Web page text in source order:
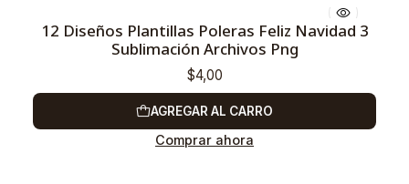
12 Diseños Plantillas Poleras Feliz Navidad 3
Sublimación Archivos Png
$4,00
AGREGAR AL CARRO
Comprar ahora